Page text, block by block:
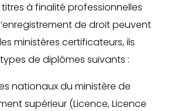
à finalité professionnelles
de droit peuvent
ministères certificateurs, ils
de diplômes suivants :
nationaux du ministère de
supérieur (Licence, Licence